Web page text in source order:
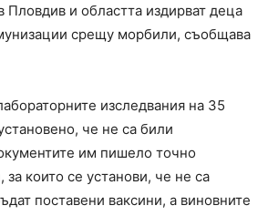
Пловдив и областта издирват деца
срещу морбили, съобщава
изследвания на 35
че не са били
им пишело точно
за които се установи, че не са
поставени ваксини, а виновните